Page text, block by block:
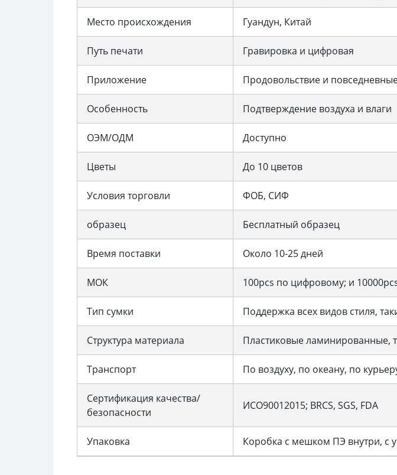
Место происхождения Гуандун, Китай
Путь печати Гравировка и цифровая
Приложение Продовольствие и
Особенность Подтверждение воздуха и влаги
ОЭМ/ОДМ Доступно
Цветы До 10 цветов
Условия торговли ФОБ, СИФ
образец Бесплатный образец
Время поставки Около 10-25 дней
МОК 100pcs по цифровому; и
Тип сумки Поддержка всех видов стиля,
Структура материала Пластиковые ламинированные,
Транспорт По воздуху, по океану, по
Сертификация качества/
безопасности
ИСО90012015; BRCS, SGS, FDA
Упаковка Коробка с мешком ПЭ внутри, с